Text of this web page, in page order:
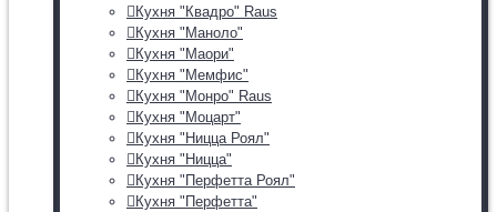
Кухня "Квадро" Raus
Кухня "Маноло"
Кухня "Маори"
Кухня "Мемфис"
Кухня "Монро" Raus
Кухня "Моцарт"
Кухня "Ницца Роял"
Кухня "Ницца"
Кухня "Перфетта Роял"
Кухня "Перфетта"